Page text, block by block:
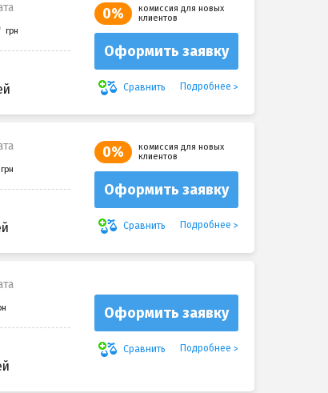
0%
комиссия для новых
клиентов
Оформить заявку
Сравнить Подробнее
0%
комиссия для новых
клиентов
Оформить заявку
Сравнить Подробнее
Оформить заявку
Сравнить Подробнее